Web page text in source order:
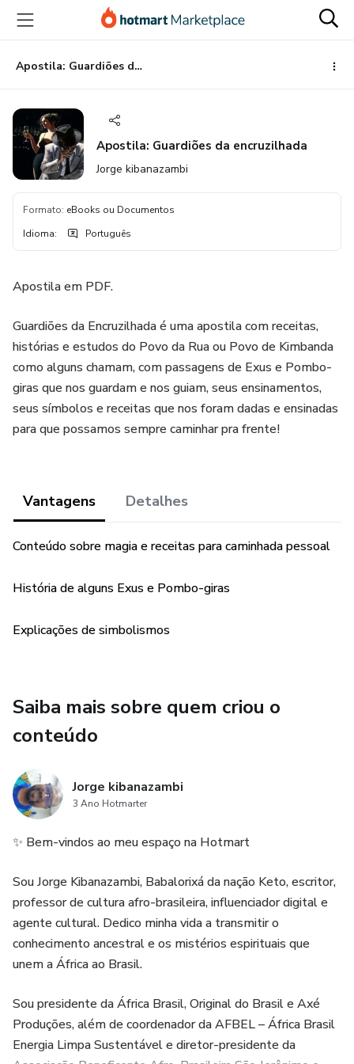
para
conteúdo
principal
para
pagamento
para
rodapé
Apostila: Guardiões da encruzilhada
Apostila: Guardiões da encruzilhada
Jorge kibanazambi
Formato: eBooks ou Documentos
Idioma: Português
Apostila em PDF.
Guardiões da Encruzilhada é uma apostila com receitas,
histórias e estudos do Povo da Rua ou Povo de Kimbanda
como alguns chamam, com passagens de Exus e Pombo-
giras que nos guardam e nos guiam, seus ensinamentos,
seus símbolos e receitas que nos foram dadas e ensinadas
para que possamos sempre caminhar pra frente!
Vantagens Detalhes
Conteúdo sobre magia e receitas para caminhada pessoal
História de alguns Exus e Pombo-giras
Explicações de simbolismos
Saiba mais sobre quem criou o
conteúdo
Jorge kibanazambi
3 Ano Hotmarter
✨ Bem-vindos ao meu espaço na Hotmart
Sou Jorge Kibanazambi, Babalorixá da nação Keto, escritor,
professor de cultura afro-brasileira, influenciador digital e
agente cultural. Dedico minha vida a transmitir o
conhecimento ancestral e os mistérios espirituais que
unem a África ao Brasil.
Sou presidente da África Brasil, Original do Brasil e Axé
Produções, além de coordenador da AFBEL – África Brasil
Energia Limpa Sustentável e diretor-presidente da